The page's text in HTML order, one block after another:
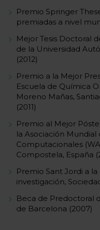
Premio Springer
premiadas a nivel
Mejor Tesis Doctoral
de la Universidad
(2012)
Premio a la Mejor
Escuela de Química
Moreno Mañas,
(2011)
Premio al Mejor
la Asociación
Computacionales
Compostela, España
Premio Sant Jordi a
investigación,
Beca de Predoctoral
de Barcelona (2007)